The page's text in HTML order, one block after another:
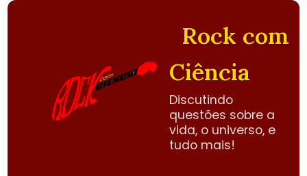
Rock com
Ciência
Discutindo
questões sobre a
vida, o universo, e
tudo mais!